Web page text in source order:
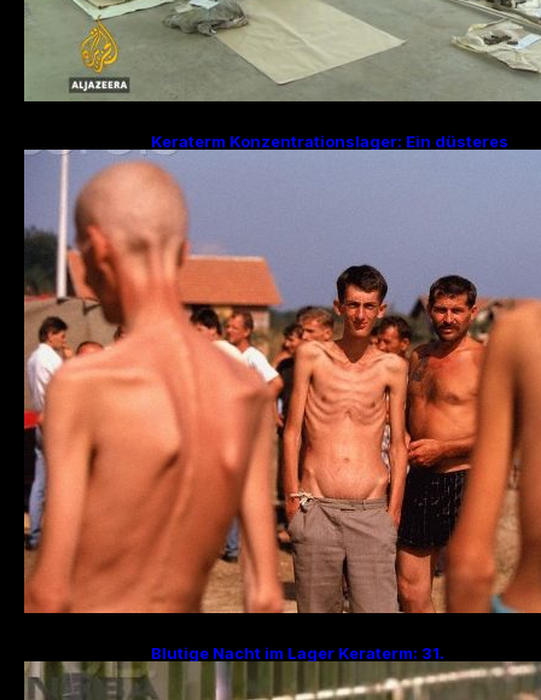
Keraterm Konzentrationslager: Ein düsteres
Kapitel des Bosnienkrieges und serbische
Kriegsverbrechen
Blutige Nacht im Lager Keraterm: 31.
Jahrestag des Massakers mit 200
Hinrichtungen!